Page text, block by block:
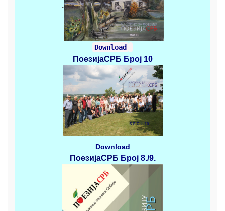
.
Download
ПоезијаСРБ Број 10
Download
ПоезијаСРБ Број 8./9.